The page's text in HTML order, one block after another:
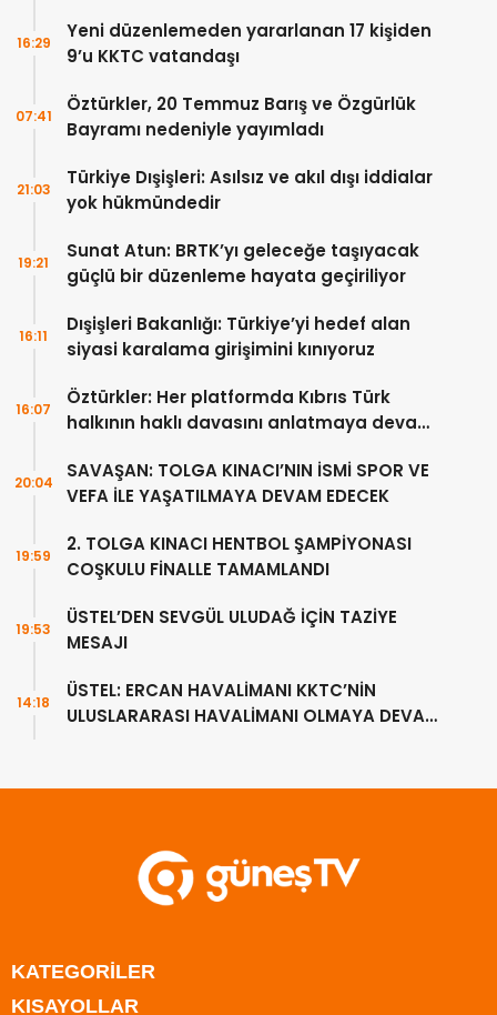
Yeni düzenlemeden yararlanan 17 kişiden
9’u KKTC vatandaşı
16:29
Öztürkler, 20 Temmuz Barış ve Özgürlük
Bayramı nedeniyle yayımladı
07:41
Türkiye Dışişleri: Asılsız ve akıl dışı iddialar
yok hükmündedir
21:03
Sunat Atun: BRTK’yı geleceğe taşıyacak
güçlü bir düzenleme hayata geçiriliyor
19:21
Dışişleri Bakanlığı: Türkiye’yi hedef alan
siyasi karalama girişimini kınıyoruz
16:11
Öztürkler: Her platformda Kıbrıs Türk
halkının haklı davasını anlatmaya devam
16:07
SAVAŞAN: TOLGA KINACI’NIN İSMİ SPOR VE
VEFA İLE YAŞATILMAYA DEVAM EDECEK
20:04
2. TOLGA KINACI HENTBOL ŞAMPİYONASI
COŞKULU FİNALLE TAMAMLANDI
19:59
ÜSTEL’DEN SEVGÜL ULUDAĞ İÇİN TAZİYE
MESAJI
19:53
ÜSTEL: ERCAN HAVALİMANI KKTC’NİN
ULUSLARARASI HAVALİMANI OLMAYA DEVAM
14:18
KATEGORİLER
KISAYOLLAR